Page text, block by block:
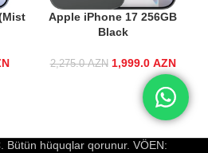
Current price
Apple iPhone 17 256GB
Black
2,275.0AZN
Original price
was:
2,275.0 AZN.
1,999.0 AZN
Bütün hüquqlar qorunur. VÖEN: